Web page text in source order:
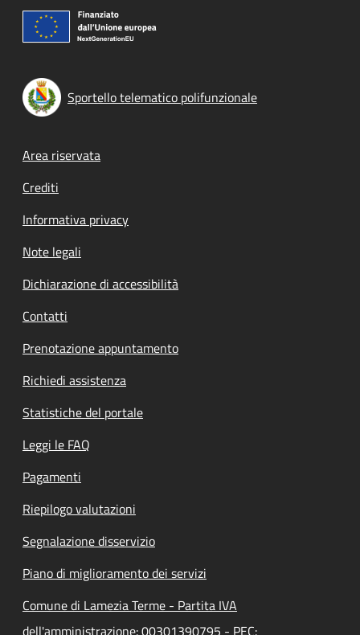
Sportello telematico polifunzionale
Footer menu
Area riservata
Crediti
Informativa privacy
Note legali
Dichiarazione di accessibilità
Contatti
Prenotazione appuntamento
Richiedi assistenza
Statistiche del portale
Leggi le FAQ
Pagamenti
Riepilogo valutazioni
Segnalazione disservizio
Piano di miglioramento dei servizi
Comune di Lamezia Terme - Partita IVA
dell'amministrazione: 00301390795 - PEC: